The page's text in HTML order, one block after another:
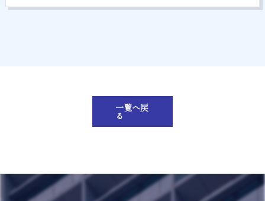
一覧へ戻
る